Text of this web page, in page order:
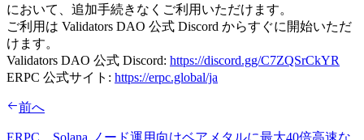
において、追加手続きなくご利用いただけます。
ご利用は Validators DAO 公式 Discord からすぐに開始いただ
けます。
Validators DAO 公式 Discord: https://discord.gg/C7ZQSrCkYR
ERPC 公式サイト: https://erpc.global/ja
前へ
ERPC、Solana ノード運用向けベアメタルに最大40倍高速な